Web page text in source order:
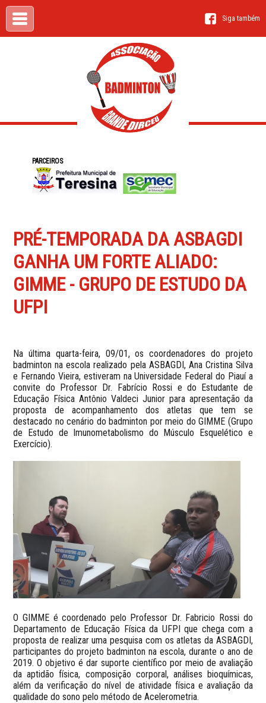
Siga também
PARCEIROS
PRÉ-TEMPORADA DA ASBAGDI
GANHA UM FORTE ALIADO:
GIMME - GRUPO DE ESTUDO DA
UFPI
Na última quarta-feira, 09/01, os coordenadores do projeto
badminton na escola realizado pela ASBAGDI, Ana Cristina Silva
e Fernando Vieira, estiveram na Universidade Federal do Piauí a
convite do Professor Dr. Fabrício Rossi e do Estudante de
Educação Física Antônio Valdeci Junior para apresentação da
proposta de acompanhamento dos atletas que tem se
destacado no cenário do badminton por meio do GIMME (Grupo
de Estudo de Imunometabolismo do Músculo Esquelético e
Exercício).
O GIMME é coordenado pelo Professor Dr. Fabricio Rossi do
Departamento de Educação Física da UFPI que chega com a
proposta de realizar uma pesquisa com os atletas da ASBAGDI,
participantes do projeto badminton na escola, durante o ano de
2019. O objetivo é dar suporte científico por meio de avaliação
da aptidão física, composição corporal, análises bioquímicas,
além da verificação do nível de atividade física e avaliação da
qualidade do sono pelo método de Acelerometria.